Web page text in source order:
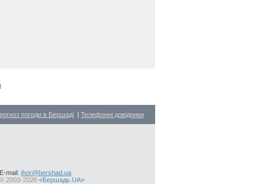
погоди в Бершаді | Телефонні довідники
E-mail: ihor@bershad.ua
© 2003-2026 «Бершадь.UA»